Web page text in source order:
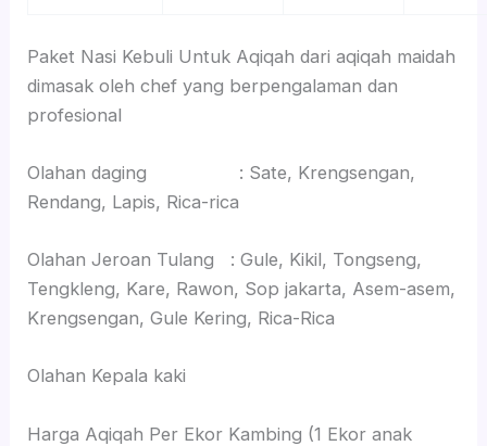
Paket Nasi Kebuli Untuk Aqiqah dari aqiqah maidah
dimasak oleh chef yang berpengalaman dan
profesional
Olahan daging : Sate, Krengsengan,
Rendang, Lapis, Rica-rica
Olahan Jeroan Tulang : Gule, Kikil, Tongseng,
Tengkleng, Kare, Rawon, Sop jakarta, Asem-asem,
Krengsengan, Gule Kering, Rica-Rica
Olahan Kepala kaki
Harga Aqiqah Per Ekor Kambing (1 Ekor anak